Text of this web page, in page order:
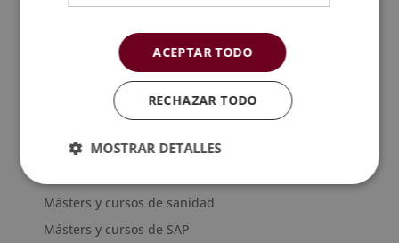
Másters y cursos de nutrición y dietética
Másters y cursos de organización de eventos
Másters y cursos de peritaje
Másters y cursos de psicología
Másters y cursos de recursos humanos
Másters y cursos de sanidad
Másters y cursos de SAP
ACEPTAR TODO
RECHAZAR TODO
MOSTRAR DETALLES